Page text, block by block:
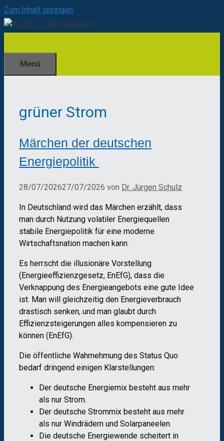
Zum Inhalt springen
Menü
grüner Strom
Märchen der deutschen
Energiepolitik
28/07/202627/07/2026 von Dr. Jürgen Schulz
In Deutschland wird das Märchen erzählt, dass
man durch Nutzung volatiler Energiequellen
stabile Energiepolitik für eine moderne
Wirtschaftsnation machen kann.
Es herrscht die illusionäre Vorstellung
(Energieeffizienzgesetz, EnEfG), dass die
Verknappung des Energieangebots eine gute Idee
ist. Man will gleichzeitig den Energieverbrauch
drastisch senken, und man glaubt durch
Effizienzsteigerungen alles kompensieren zu
können (EnEfG).
Die öffentliche Wahrnehmung des Status Quo
bedarf dringend einigen Klarstellungen:
Der deutsche Energiemix besteht aus mehr
als nur Strom.
Der deutsche Strommix besteht aus mehr
als nur Windrädern und Solarpaneelen.
Die deutsche Energiewende scheitert in